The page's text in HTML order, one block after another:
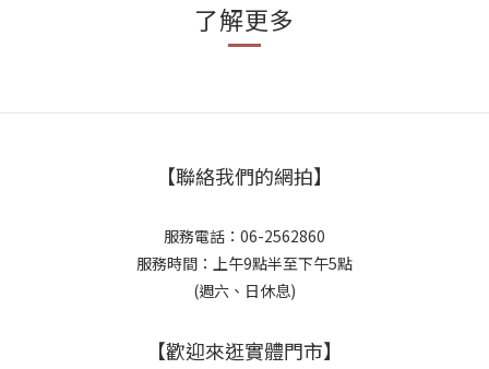
了解更多
【聯絡我們的網拍】
服務電話：06-2562860
服務時間：上午9點半至下午5點
(週六、日休息)
【歡迎來逛實體門市】